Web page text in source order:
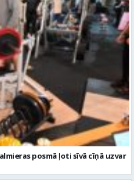
posmā ļoti sīvā cīņā uzvar